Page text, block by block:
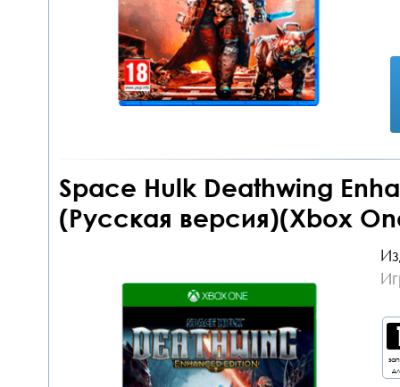
Space Hulk Deathwing
(Русская версия)(Xbox